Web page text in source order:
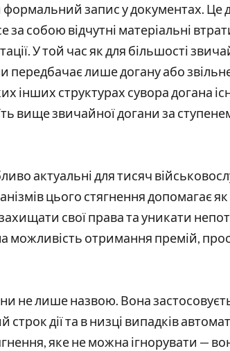
запис у документах. Це
за собою відчутні матеріальні
У той час як для більшості
передбачає лише догану або
інших структурах сувора догана
вище звичайної догани за
актуальні для тисяч
цього стягнення допомагає
свої права та уникати
можливість отримання премій,
не лише назвою. Вона
дії та в низці випадків
яке не можна ігнорувати —